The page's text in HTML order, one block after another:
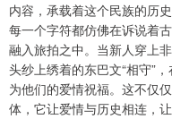
内容，承载着这个民族的历
每一个字符都仿佛在诉说着
融入旅拍之中。当新人穿上
头纱上绣着的东巴文“相守”
为他们的爱情祝福。这不仅
体，它让爱情与历史相连，